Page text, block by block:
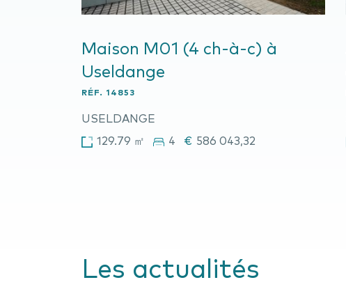
Maison M01 (4 ch-à-c) à
Useldange
RÉF. 14853
USELDANGE
129.79 ㎡
4 € 586 043,32
Les actualités